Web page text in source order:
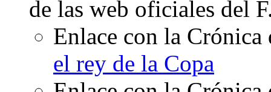
de las web oficiales del
Enlace con la
el rey de la Copa